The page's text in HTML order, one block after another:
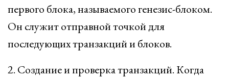
первого блока, называемого генезис-блоком.
Он служит отправной точкой для
последующих транзакций и блоков.
2. Создание и проверка транзакций. Когда